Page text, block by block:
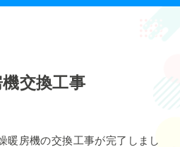
交換工事
暖房機の交換工事が完了しまし